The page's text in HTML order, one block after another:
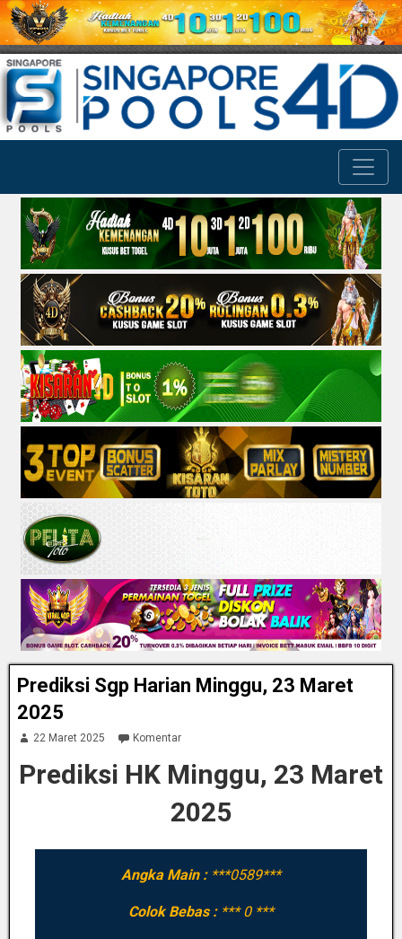
Prediksi Sgp Harian Minggu, 23 Maret
2025
22 Maret 2025 Komentar
Prediksi HK Minggu, 23 Maret
2025
Angka Main : ***0589***
Colok Bebas : *** 0 ***